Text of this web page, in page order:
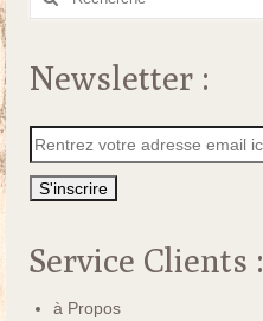
Newsletter :
Service Clients :
à Propos